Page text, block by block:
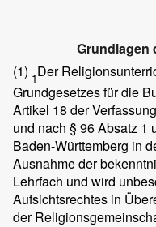
Grundlagen
(1) 1Der
Grundgesetzes für die
Artikel 18 der
und nach § 96 Absatz 1
Baden-Württemberg in
Ausnahme der
Lehrfach und wird
Aufsichtsrechtes in
der